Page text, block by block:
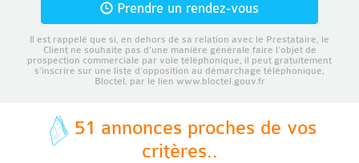
Prendre un rendez-vous
Il est rappelé que si, en dehors de sa relation avec le Prestataire, le
Client ne souhaite pas d’une manière générale faire l’objet de
prospection commerciale par voie téléphonique, il peut gratuitement
s’inscrire sur une liste d’opposition au démarchage téléphonique,
Bloctel, par le lien www.bloctel.gouv.fr
51 annonces proches de vos
critères..